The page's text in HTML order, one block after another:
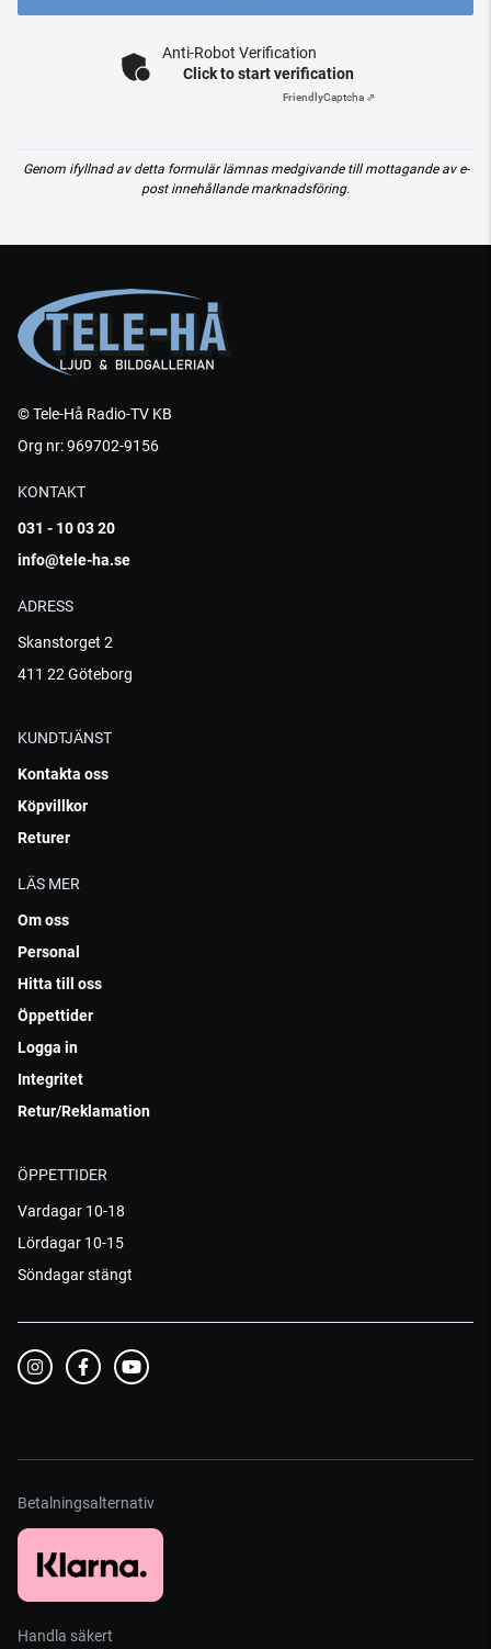
Anti-Robot Verification
Click to start verification
FriendlyCaptcha ⇗
Genom ifyllnad av detta formulär lämnas medgivande till mottagande av e-
post innehållande marknadsföring.
© Tele-Hå Radio-TV KB
Org nr: 969702-9156
KONTAKT
031 - 10 03 20
info@tele-ha.se
ADRESS
Skanstorget 2
411 22 Göteborg
KUNDTJÄNST
Kontakta oss
Köpvillkor
Returer
LÄS MER
Om oss
Personal
Hitta till oss
Öppettider
Logga in
Integritet
Retur/Reklamation
ÖPPETTIDER
Vardagar 10-18
Lördagar 10-15
Söndagar stängt
Betalningsalternativ
Handla säkert